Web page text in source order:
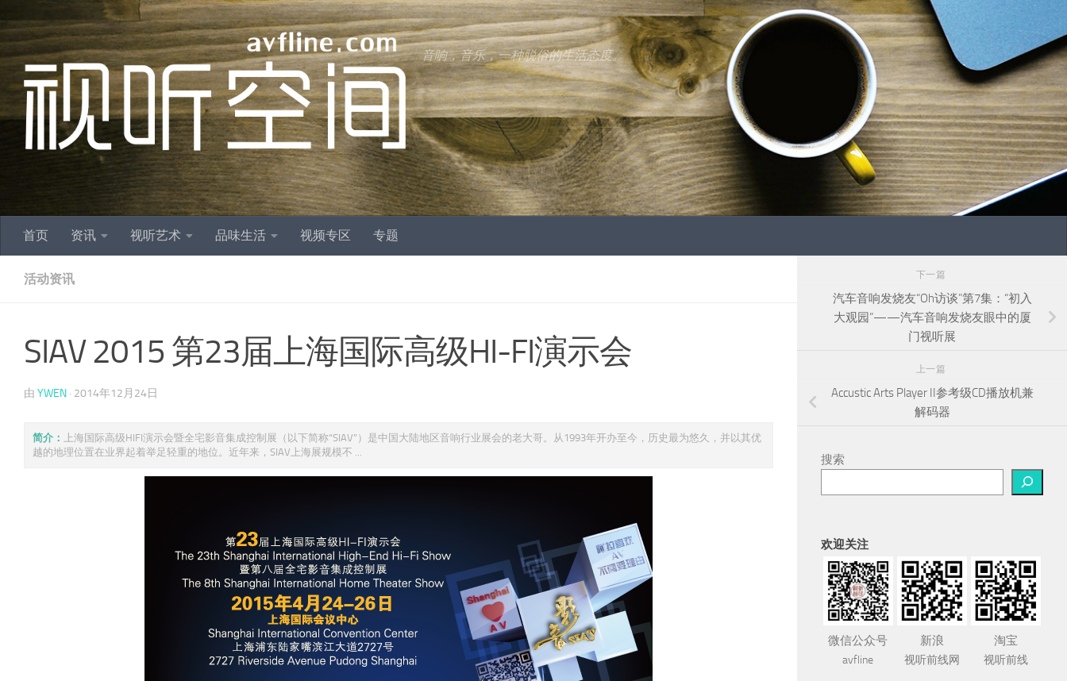
跳至内容
音响，音乐，一种脱俗的生活态度。
首页 资讯 视听艺术 品味生活 视频专区 专题
活动资讯
SIAV 2015 第23届上海国际高级HI-FI演示会
由 YWEN · 2014年12月24日
简介：
上海国际高级HIFI演示会暨全宅影音集成控制展（以下简称“SIAV”）是中国大陆地区音响行业展会的老大哥。从1993年开办至今，历史最为悠久，并以其优
越的地理位置在业界起着举足轻重的地位。近年来，SIAV上海展规模不 ...
下一篇
汽车音响发烧友“Oh访谈”第7集：“初入
大观园”——汽车音响发烧友眼中的厦
门视听展
上一篇
Accustic Arts Player II参考级CD播放机兼
解码器
搜索
欢迎关注
微信公众号
avfline
新浪
视听前线网
淘宝
视听前线